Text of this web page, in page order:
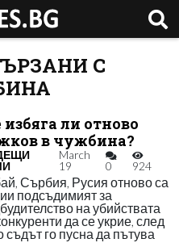
С
ли отново
в чужбина?
March
19
0 924
Сърбия, Русия отново са
подсъдимият за
на убийствата
да се укрие, след
съдът го пусна да пътува